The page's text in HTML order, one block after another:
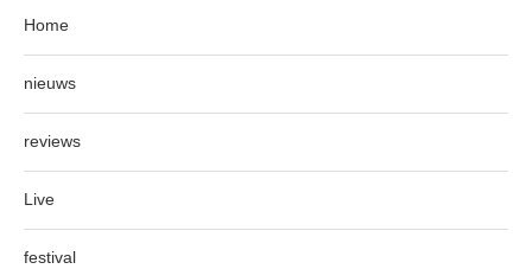
Home
nieuws
reviews
Live
festival